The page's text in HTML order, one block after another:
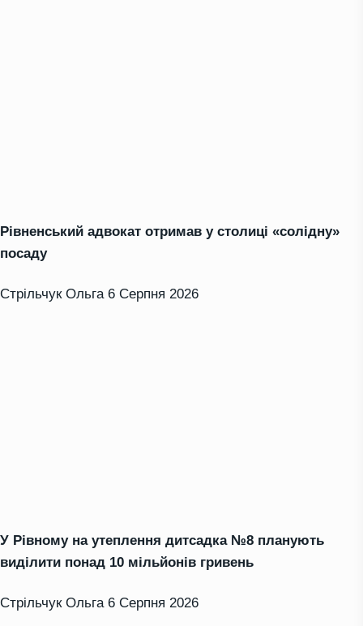
Рівненський адвокат отримав у столиці «солідну»
посаду
Стрільчук Ольга 6 Серпня 2026
У Рівному на утеплення дитсадка №8 планують
виділити понад 10 мільйонів гривень
Стрільчук Ольга 6 Серпня 2026